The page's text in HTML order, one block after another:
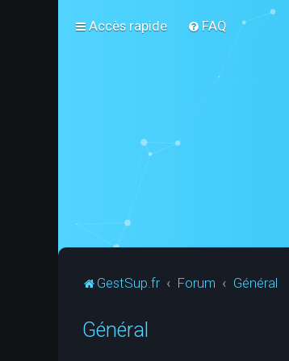
Accès rapide FAQ
GestSup.fr Forum Général
Général